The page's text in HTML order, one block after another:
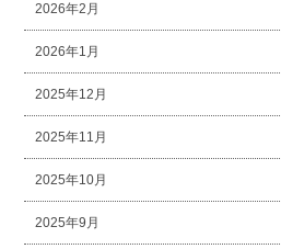
2026年2月
2026年1月
2025年12月
2025年11月
2025年10月
2025年9月